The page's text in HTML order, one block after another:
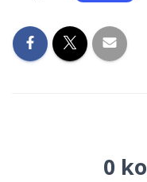
0